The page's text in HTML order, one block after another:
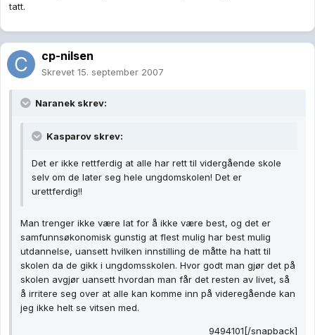
tatt.
cp-nilsen
Skrevet 15. september 2007
Naranek skrev:
Kasparov skrev:
Det er ikke rettferdig at alle har rett til vidergående skole
selv om de later seg hele ungdomskolen! Det er
urettferdig!!
Man trenger ikke være lat for å ikke være best, og det er
samfunnsøkonomisk gunstig at flest mulig har best mulig
utdannelse, uansett hvilken innstilling de måtte ha hatt til
skolen da de gikk i ungdomsskolen. Hvor godt man gjør det på
skolen avgjør uansett hvordan man får det resten av livet, så
å irritere seg over at alle kan komme inn på videregående kan
jeg ikke helt se vitsen med.
9494101[/snapback]